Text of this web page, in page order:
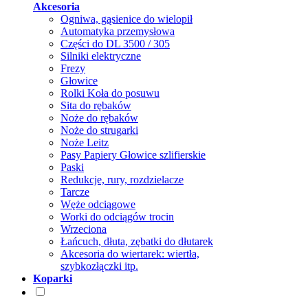
Akcesoria
Ogniwa, gąsienice do wielopił
Automatyka przemysłowa
Części do DL 3500 / 305
Silniki elektryczne
Frezy
Głowice
Rolki Koła do posuwu
Sita do rębaków
Noże do rębaków
Noże do strugarki
Noże Leitz
Pasy Papiery Głowice szlifierskie
Paski
Redukcje, rury, rozdzielacze
Tarcze
Węże odciągowe
Worki do odciągów trocin
Wrzeciona
Łańcuch, dłuta, zębatki do dłutarek
Akcesoria do wiertarek: wiertła,
szybkozłączki itp.
Koparki